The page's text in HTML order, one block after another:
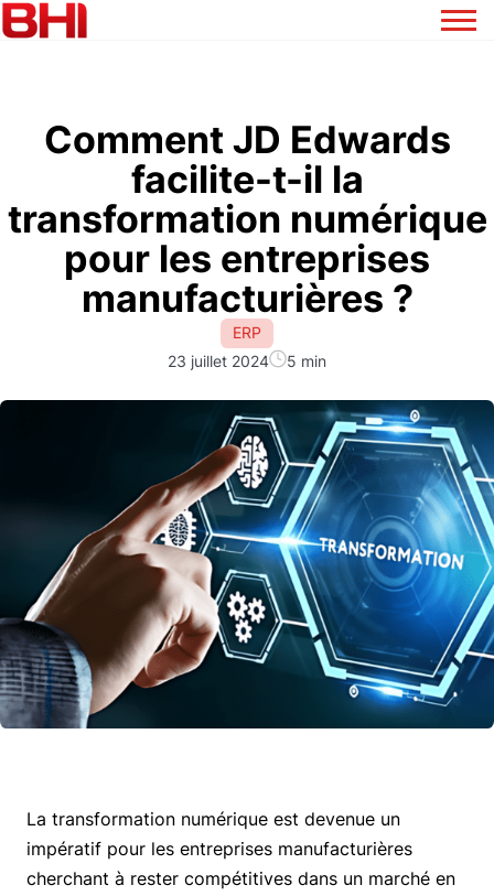
Comment JD Edwards
facilite-t-il la
transformation numérique
pour les entreprises
manufacturières ?
ERP
23 juillet 2024
5 min
La transformation numérique est devenue un
impératif pour les entreprises manufacturières
cherchant à rester compétitives dans un marché en